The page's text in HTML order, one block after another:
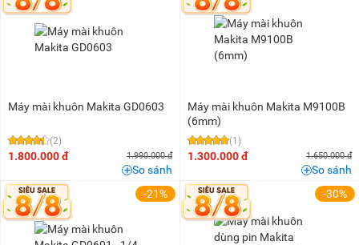
500K - 1 triệu
(20)
1 triệu - 1,5 triệu (6)
5 triệu - 8 triệu
Máy mài khuôn Makita GD0603
(2)
1.800.000 đ 1.990.000 đ
So sánh
Máy mài khuôn Makita M9100B
(6mm)
(1)
1.300.000 đ 1.650.000 đ
So sánh
-21%
-30%